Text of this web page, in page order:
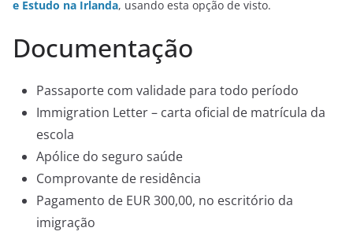
e Estudo na Irlanda, usando esta opção de visto.
Documentação
Passaporte com validade para todo período
Immigration Letter – carta oficial de matrícula da
escola
Apólice do seguro saúde
Comprovante de residência
Pagamento de EUR 300,00, no escritório da
imigração